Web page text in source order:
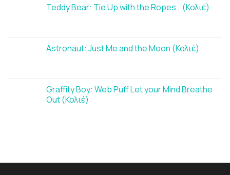
Teddy Bear: Tie Up with the Ropes… (Κολιέ)
Astronaut: Just Me and the Moon (Κολιέ)
Graffity Boy: Web Puff Let your Mind Breathe
Out (Κολιέ)